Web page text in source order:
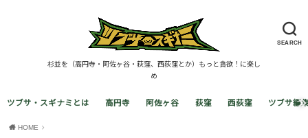
SEARCH
杉並を（高円寺・阿佐ヶ谷・荻窪、西荻窪とか）もっと貪欲！に楽し
め
ツブサ・スギナミとは 高円寺 阿佐ヶ谷 荻窪 西荻窪 ツブサ編
HOME